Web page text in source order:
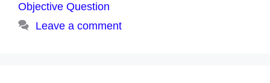
Objective Question
Leave a comment